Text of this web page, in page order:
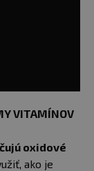
VITAMÍNOV
oxidové
ako je